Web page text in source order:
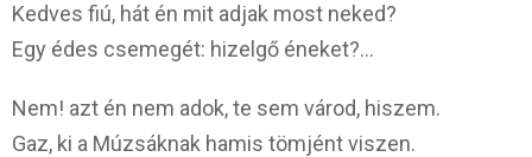
Kedves fiú, hát én mit adjak most neked?
Egy édes csemegét: hizelgő éneket?…
Nem! azt én nem adok, te sem várod, hiszem.
Gaz, ki a Múzsáknak hamis tömjént viszen.